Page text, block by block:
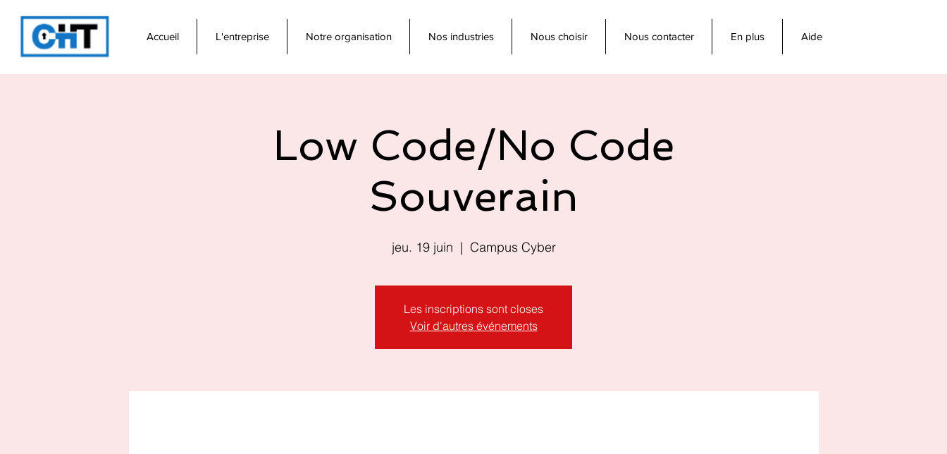
Accueil L'entreprise Notre organisation Nos industries Nous choisir Nous contacter En plus Aide
Low Code/No Code
Souverain
jeu. 19 juin
  |
Campus Cyber
Les inscriptions sont closes
Voir d'autres événements